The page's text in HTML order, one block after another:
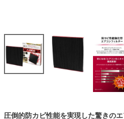
圧倒的防カビ性能を実現した驚きの